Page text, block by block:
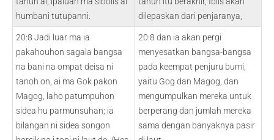
humbani tutupanni.
dilepaskan dari penjaranya,
20:8 Jadi luar ma ia
pakahouhon sagala bangsa
na bani na ompat deisa ni
tanoh on, ai ma Gok pakon
Magog, laho patumpuhon
sidea hu parmunsuhan; ia
bilangan ni sidea songon
20:8 dan ia akan pergi
menyesatkan bangsa-bangsa
pada keempat penjuru bumi,
yaitu Gog dan Magog, dan
mengumpulkan mereka untuk
berperang dan jumlah mereka
sama dengan banyaknya pasir